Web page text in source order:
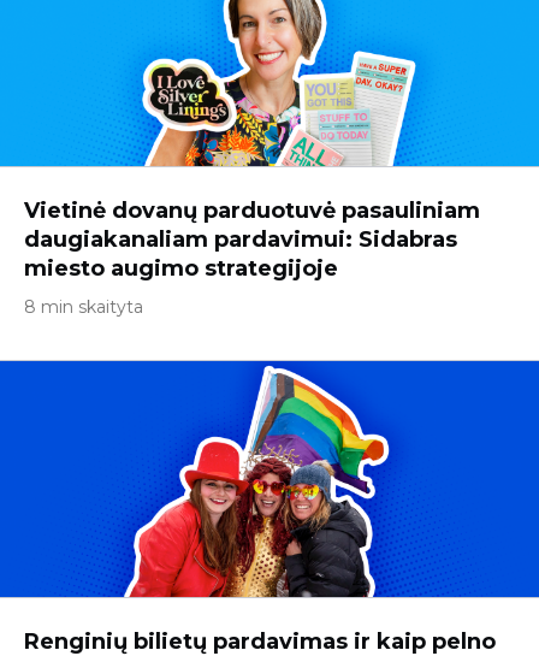
Vietinė dovanų parduotuvė pasauliniam
daugiakanaliam pardavimui: Sidabras
miesto augimo strategijoje
8 min skaityta
Renginių bilietų pardavimas ir kaip pelno